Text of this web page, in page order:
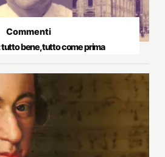
Commenti
bene, tutto come prima